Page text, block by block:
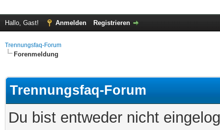
Hallo, Gast! Anmelden Registrieren
Trennungsfaq-Forum
Forenmeldung
Trennungsfaq-Forum
Du bist entweder nicht